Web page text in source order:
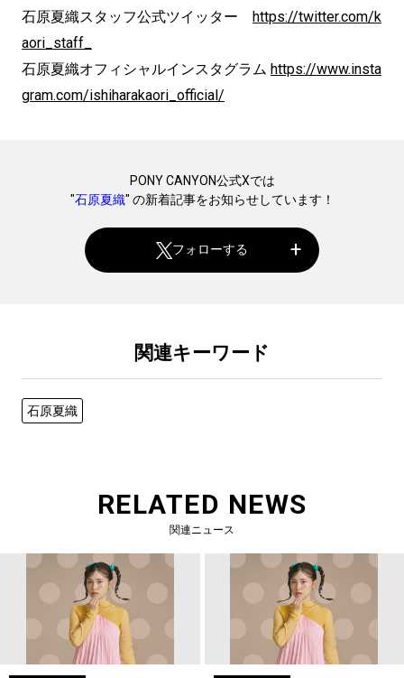
石原夏織スタッフ公式ツイッター https://twitter.com/k
aori_staff_
石原夏織オフィシャルインスタグラム https://www.insta
gram.com/ishiharakaori_official/
PONY CANYON公式Xでは
"石原夏織" の新着記事をお知らせしています！
フォローする
関連キーワード
石原夏織
RELATED NEWS
関連ニュース